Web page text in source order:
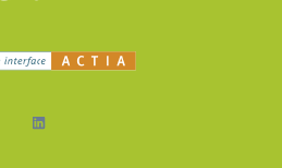
LinkedIn